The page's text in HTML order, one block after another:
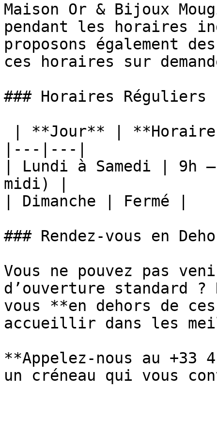
Maison Or & Bijoux
pendant les horaires
proposons également
ces horaires sur
### Horaires Réguliers
|---|---|
| Lundi à Samedi | 9h
midi) |
| Dimanche | Fermé |
### Rendez-vous en
Vous ne pouvez pas
d’ouverture standard ?
vous **en dehors de
accueillir dans les
**Appelez-nous au
un créneau qui vous